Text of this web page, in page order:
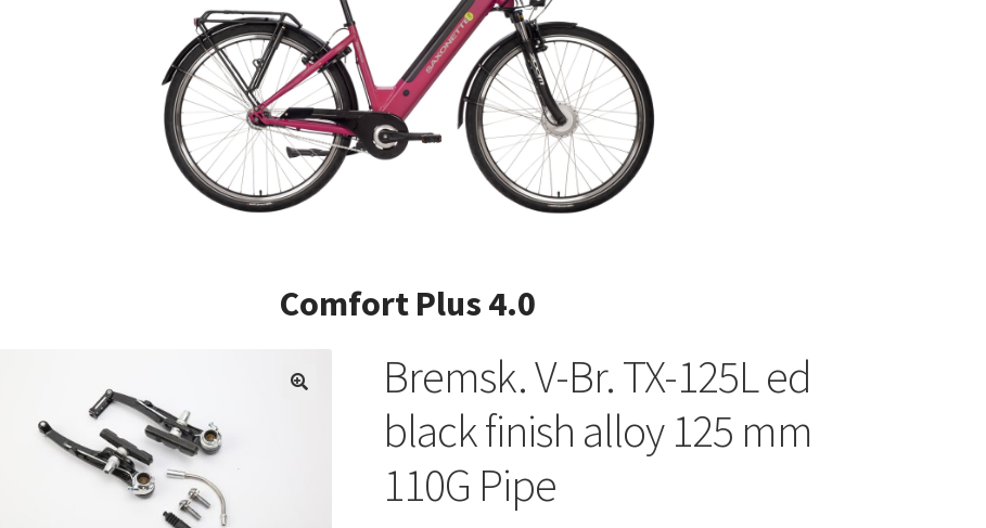
Comfort Plus 4.0
Bremsk. V-Br. TX-125L ed
black finish alloy 125 mm
110G Pipe